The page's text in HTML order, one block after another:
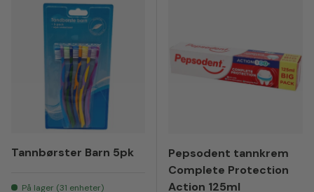
Tannbørster Barn 5pk
På lager (31 enheter)
Pepsodent tannkrem
Complete Protection
Action 125ml